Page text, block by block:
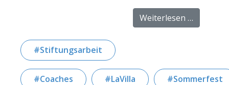
Weiterlesen …from
Stiftungsarbeit
Coaches LaVilla Sommerfest